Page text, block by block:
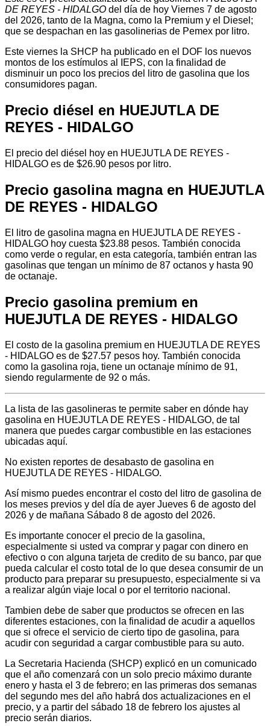
DE REYES - HIDALGO del día de hoy Viernes 7 de agosto
del 2026, tanto de la Magna, como la Premium y el Diesel;
que se despachan en las gasolinerias de Pemex por litro.
Este viernes la SHCP ha publicado en el DOF los nuevos
montos de los estímulos al IEPS, con la finalidad de
disminuir un poco los precios del litro de gasolina que los
consumidores pagan.
Precio diésel en HUEJUTLA DE
REYES - HIDALGO
El precio del diésel hoy en HUEJUTLA DE REYES -
HIDALGO es de $26.90 pesos por litro.
Precio gasolina magna en HUEJUTLA
DE REYES - HIDALGO
El litro de gasolina magna en HUEJUTLA DE REYES -
HIDALGO hoy cuesta $23.88 pesos. También conocida
como verde o regular, en esta categoría, también entran las
gasolinas que tengan un mínimo de 87 octanos y hasta 90
de octanaje.
Precio gasolina premium en
HUEJUTLA DE REYES - HIDALGO
El costo de la gasolina premium en HUEJUTLA DE REYES
- HIDALGO es de $27.57 pesos hoy. También conocida
como la gasolina roja, tiene un octanaje mínimo de 91,
siendo regularmente de 92 o más.
La lista de las gasolineras te permite saber en dónde hay
gasolina en HUEJUTLA DE REYES - HIDALGO, de tal
manera que puedes cargar combustible en las estaciones
ubicadas aquí.
No existen reportes de desabasto de gasolina en
HUEJUTLA DE REYES - HIDALGO.
Así mismo puedes encontrar el costo del litro de gasolina de
los meses previos y del día de ayer Jueves 6 de agosto del
2026 y de mañana Sábado 8 de agosto del 2026.
Es importante conocer el precio de la gasolina,
especialmente si usted va comprar y pagar con dinero en
efectivo o con alguna tarjeta de credito de su banco, par que
pueda calcular el costo total de lo que desea consumir de un
producto para preparar su presupuesto, especialmente si va
a realizar algún viaje local o por el territorio nacional.
Tambien debe de saber que productos se ofrecen en las
diferentes estaciones, con la finalidad de acudir a aquellos
que si ofrece el servicio de cierto tipo de gasolina, para
acudir con seguridad a cargar combustible para su auto.
La Secretaria Hacienda (SHCP) explicó en un comunicado
que el año comenzará con un solo precio máximo durante
enero y hasta el 3 de febrero; en las primeras dos semanas
del segundo mes del año habrá dos actualizaciones en el
precio, y a partir del sábado 18 de febrero los ajustes al
precio serán diarios.